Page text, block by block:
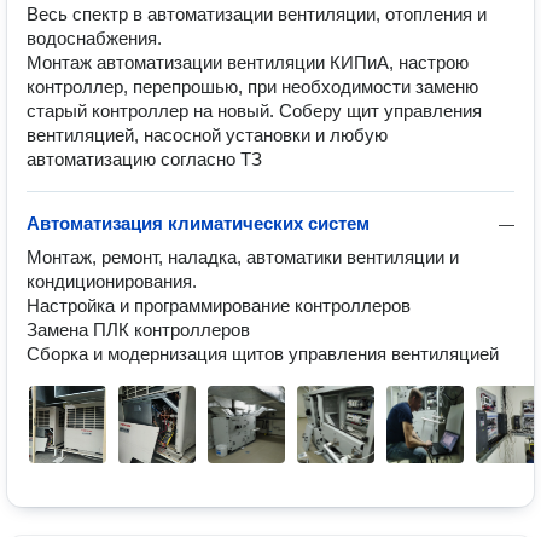
Весь спектр в автоматизации вентиляции, отопления и
водоснабжения.
Монтаж автоматизации вентиляции КИПиА, настрою
контроллер, перепрошью, при необходимости заменю
старый контроллер на новый. Соберу щит управления
вентиляцией, насосной установки и любую
автоматизацию согласно ТЗ
—
Автоматизация климатических систем
Монтаж, ремонт, наладка, автоматики вентиляции и
кондиционирования.
Настройка и программирование контроллеров
Замена ПЛК контроллеров
Сборка и модернизация щитов управления вентиляцией